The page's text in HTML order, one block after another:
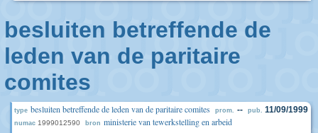
besluiten betreffende de
leden van de paritaire
comites
type besluiten betreffende de leden van de paritaire comites prom. -- pub. 11/09/1999
numac 1999012590 bron ministerie van tewerkstelling en arbeid